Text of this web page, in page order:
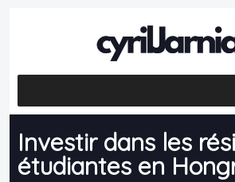
Investir dans les
étudiantes en